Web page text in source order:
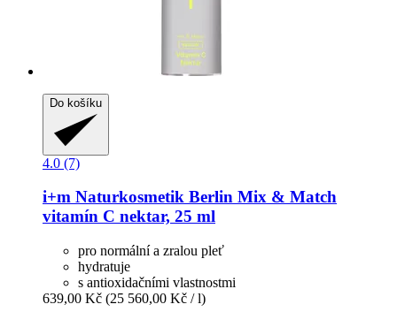
Do košíku
4.0 (7)
i+m Naturkosmetik Berlin Mix & Match
vitamín C nektar, 25 ml
pro normální a zralou pleť
hydratuje
s antioxidačními vlastnostmi
639,00 Kč (25 560,00 Kč / l)